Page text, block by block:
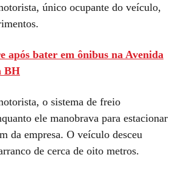
único ocupante do veículo,
após bater em ônibus na Avenida
BH
o sistema de freio
ele manobrava para estacionar
da empresa. O veículo desceu
de cerca de oito metros.